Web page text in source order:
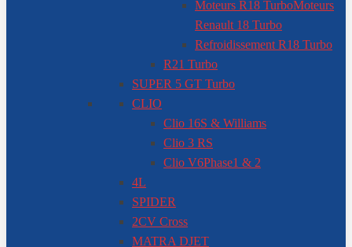
Moteurs R18 TurboMoteurs
Renault 18 Turbo
Refroidissement R18 Turbo
R21 Turbo
SUPER 5 GT Turbo
CLIO
Clio 16S & Williams
Clio 3 RS
Clio V6Phase1 & 2
4L
SPIDER
2CV Cross
MATRA DJET